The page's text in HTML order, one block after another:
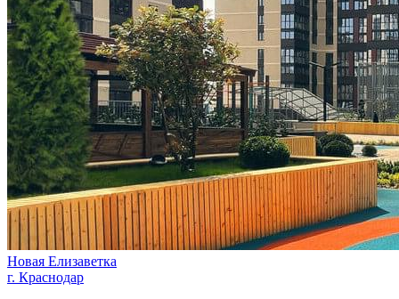
Новая Елизаветка
г. Краснодар